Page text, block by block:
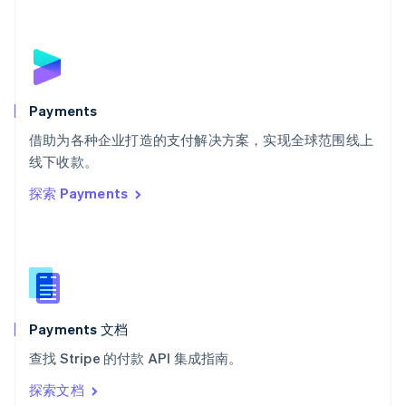
Payments
借助为各种企业打造的支付解决方案，实现全球范围线上
线下收款。
探索 Payments
Payments 文档
查找 Stripe 的付款 API 集成指南。
探索文档
English
斯洛文尼亚
泰国
ไทยEnglish
希腊
English
西班牙
新西兰
English
匈牙利
English
ItalianoEnglish
印度
English